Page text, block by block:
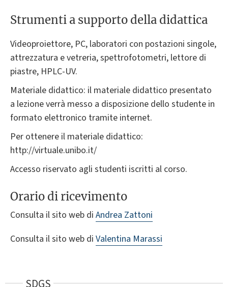
Strumenti a supporto della didattica
Videoproiettore, PC, laboratori con postazioni singole,
attrezzatura e vetreria, spettrofotometri, lettore di
piastre, HPLC-UV.
Materiale didattico: il materiale didattico presentato
a lezione verrà messo a disposizione dello studente in
formato elettronico tramite internet.
Per ottenere il materiale didattico:
http://virtuale.unibo.it/
Accesso riservato agli studenti iscritti al corso.
Orario di ricevimento
Consulta il sito web di Andrea Zattoni
Consulta il sito web di Valentina Marassi